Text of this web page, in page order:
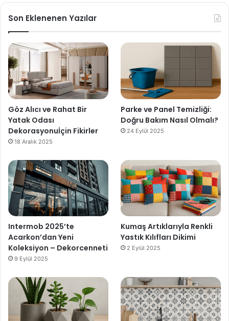
Son Eklenenen Yazılar
Göz Alıcı ve Rahat Bir
Yatak Odası
Dekorasyonuİçin Fikirler
18 Aralık 2025
Parke ve Panel Temizliği:
Doğru Bakım Nasıl Olmalı?
24 Eylül 2025
Intermob 2025’te
Acarkon’dan Yeni
Koleksiyon – Dekorcenneti
9 Eylül 2025
Kumaş Artıklarıyla Renkli
Yastık Kılıfları Dikimi
2 Eylül 2025